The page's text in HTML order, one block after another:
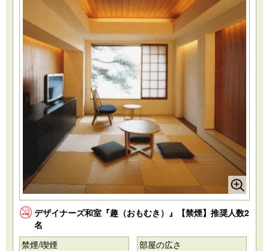
デザイナーズ和室『趣（おもむき）』【禁煙】推奨人数2
名
禁煙/喫煙
部屋の広さ